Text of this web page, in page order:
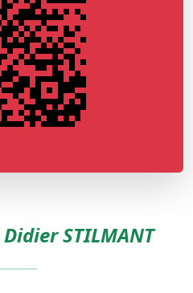
Didier STILMANT